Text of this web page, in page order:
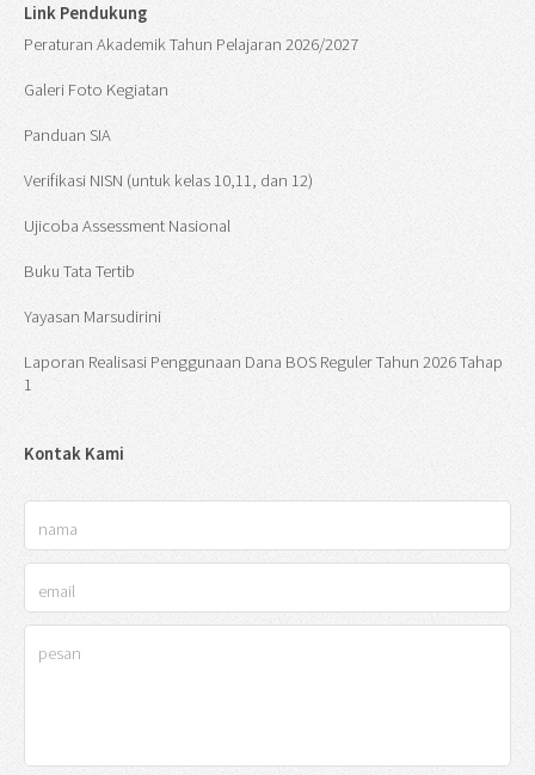
Link Pendukung
Peraturan Akademik Tahun Pelajaran 2026/2027
Galeri Foto Kegiatan
Panduan SIA
Verifikasi NISN (untuk kelas 10,11, dan 12)
Ujicoba Assessment Nasional
Buku Tata Tertib
Yayasan Marsudirini
Laporan Realisasi Penggunaan Dana BOS Reguler Tahun 2026 Tahap
1
Kontak Kami